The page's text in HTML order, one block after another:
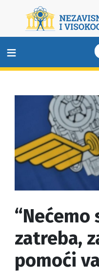
≡
zatreba,
pomoći